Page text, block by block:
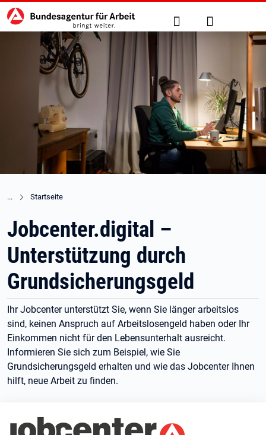
zu den Hauptinhalten springen
Hauptnavigation Suche Anmelden
Startseite
Jobcenter.digital –
Unterstützung durch
Grundsicherungsgeld
Ihr Jobcenter unterstützt Sie, wenn Sie länger arbeitslos
sind, keinen Anspruch auf Arbeitslosengeld haben oder Ihr
Einkommen nicht für den Lebensunterhalt ausreicht.
Informieren Sie sich zum Beispiel, wie Sie
Grundsicherungsgeld erhalten und wie das Jobcenter Ihnen
hilft, neue Arbeit zu finden.
Branding-Bereich Beschreibung